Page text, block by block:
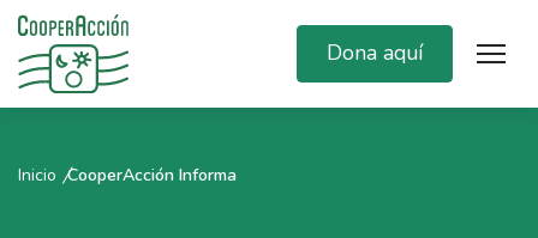
Dona aquí
Inicio CooperAcción Informa